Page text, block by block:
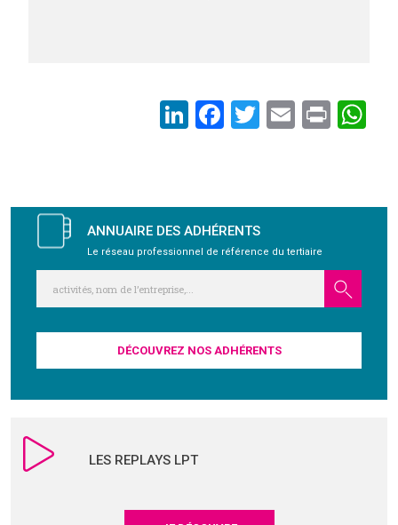
LinkedIn
Facebook
Twitter
Email
Print
ANNUAIRE DES ADHÉRENTS
Le réseau professionnel de référence du tertiaire
DÉCOUVREZ NOS ADHÉRENTS
LES REPLAYS LPT